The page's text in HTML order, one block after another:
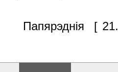
Папярэднія [